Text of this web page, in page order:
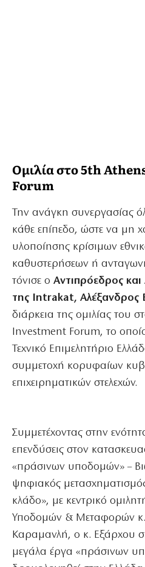
Ομιλία στο 5th
Forum
Την ανάγκη συνεργασίας
κάθε επίπεδο, ώστε να μη
υλοποίησης κρίσιμων
καθυστερήσεων ή
τόνισε o Αντιπρόεδρος
της Intrakat, Αλέξανδρος
διάρκεια της ομιλίας του
Investment Forum, το
Τεχνικό Επιμελητήριο
συμμετοχή κορυφαίων
επιχειρηματικών στελεχών.
Συμμετέχοντας στην
επενδύσεις στον
«πράσινων υποδομών» –
ψηφιακός
κλάδο», με κεντρικό
Υποδομών & Μεταφορών κ.
Καραμανλή, ο κ. Εξάρχου
μεγάλα έργα «πράσινων